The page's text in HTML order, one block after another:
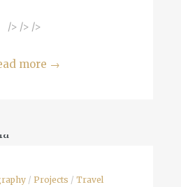
/> /> />
more →
/ Projects / Travel